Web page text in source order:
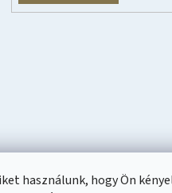
használunk, hogy Ön